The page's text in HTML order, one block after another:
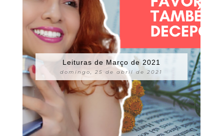
Leituras de Março de 2021
domingo, 25 de abril de 2021